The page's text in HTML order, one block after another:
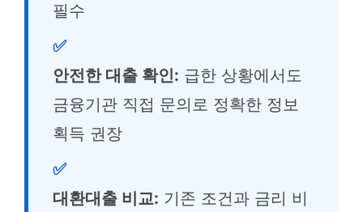
필수
✅
안전한 대출 확인: 급한 상황에서도
금융기관 직접 문의로 정확한 정보
획득 권장
✅
대환대출 비교: 기존 조건과 금리 비